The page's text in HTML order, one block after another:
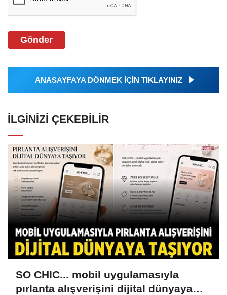
Gönder
ANASAYFAYA DÖNMEK İÇİN TIKLAYINIZ
İLGINIZI ÇEKEBILIR
SO CHIC... mobil uygulamasıyla
pırlanta alışverişini dijital dünyaya